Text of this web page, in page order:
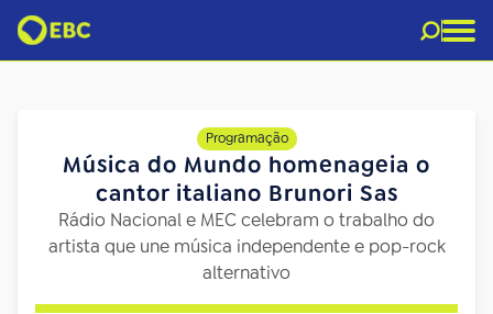
Programação
Música do Mundo homenageia o
cantor italiano Brunori Sas
Rádio Nacional e MEC celebram o trabalho do
artista que une música independente e pop-rock
alternativo